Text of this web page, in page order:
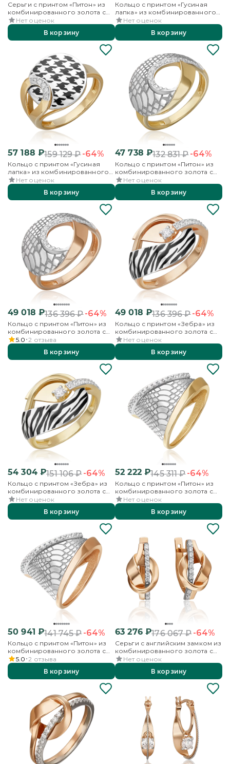
Серьги с принтом «Питон» из
комбинированного золота с
фианитами
Нет оценок
В корзину
Кольцо с принтом «Гусиная
лапка» из комбинированного
золота с фианитами и эмалью
Нет оценок
В корзину
57 188 ₽159 129₽-64%
Кольцо с принтом «Гусиная
лапка» из комбинированного
золота с фианитами и эмалью
Нет оценок
В корзину
47 738 ₽132 831₽-64%
Кольцо с принтом «Питон» из
комбинированного золота с
фианитами
Нет оценок
В корзину
49 018 ₽136 396₽-64%
Кольцо с принтом «Питон» из
комбинированного золота с
фианитами
5.0 2 отзыва
В корзину
49 018 ₽136 396₽-64%
Кольцо с принтом «Зебра» из
комбинированного золота с
фианитами и эмалью
Нет оценок
В корзину
54 304₽151 106₽-64%
Кольцо с принтом «Зебра» из
комбинированного золота с
фианитами и эмалью
Нет оценок
В корзину
52 222₽145 311₽-64%
Кольцо с принтом «Питон» из
комбинированного золота с
фианитами
Нет оценок
В корзину
50 941 ₽141 745₽-64%
Кольцо с принтом «Питон» из
комбинированного золота с
фианитами
5.0 2 отзыва
В корзину
63 276₽176 067₽-64%
Серьги с английским замком из
комбинированного золота с
фианитами
Нет оценок
В корзину